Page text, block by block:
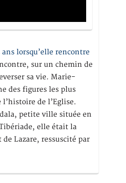
ans lorsqu’elle rencontre
sur un chemin de
sa vie. Marie-
des figures les plus
de l’Eglise.
petite ville située en
elle était la
Lazare, ressuscité par